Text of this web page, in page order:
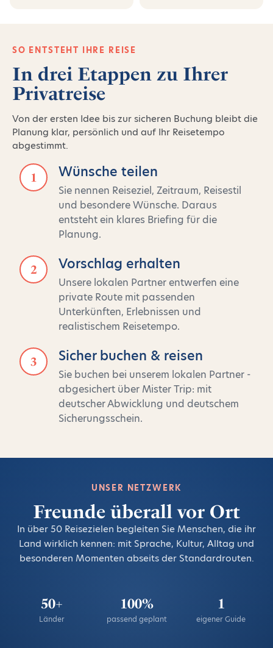
SO ENTSTEHT IHRE REISE
In drei Etappen zu Ihrer
Privatreise
Von der ersten Idee bis zur sicheren Buchung bleibt die
Planung klar, persönlich und auf Ihr Reisetempo
abgestimmt.
1 Wünsche teilen
Sie nennen Reiseziel, Zeitraum, Reisestil
und besondere Wünsche. Daraus
entsteht ein klares Briefing für die
Planung.
2 Vorschlag erhalten
Unsere lokalen Partner entwerfen eine
private Route mit passenden
Unterkünften, Erlebnissen und
realistischem Reisetempo.
3 Sicher buchen & reisen
Sie buchen bei unserem lokalen Partner -
abgesichert über Mister Trip: mit
deutscher Abwicklung und deutschem
Sicherungsschein.
UNSER NETZWERK
Freunde überall vor Ort
In über 50 Reisezielen begleiten Sie Menschen, die ihr
Land wirklich kennen: mit Sprache, Kultur, Alltag und
besonderen Momenten abseits der Standardrouten.
50+
Länder
100%
passend geplant
1
eigener Guide